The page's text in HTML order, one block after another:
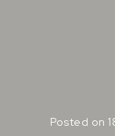
Posted on